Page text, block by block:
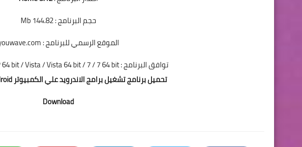
حجم البرنامج : 144.82 Mb
الموقع الرسمي للبرنامج : youwave.com
توافق البرنامج : Windows XP / XP 64 bit / Vista / Vista 64 bit / 7 / 7 64 bit
تحميل برنامج تشغيل برامج الاندرويد علي الكمبيوتر YouWave for android
Download